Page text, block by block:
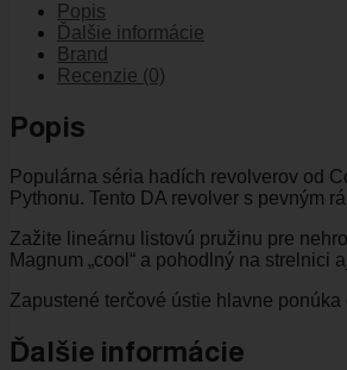
Popis
Ďalšie informácie
Brand
Recenzie (0)
Popis
Populárna séria hadích revolverov od
Pythonu. Tento DA revolver s pevným
Zažite lineárnu listovú pružinu pre
Magnum „cool“ a pohodlný na strelnici
Zapustené terčové ústie hlavne
Ďalšie informácie